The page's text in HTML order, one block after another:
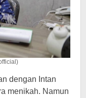
dengan Intan
menikah. Namun